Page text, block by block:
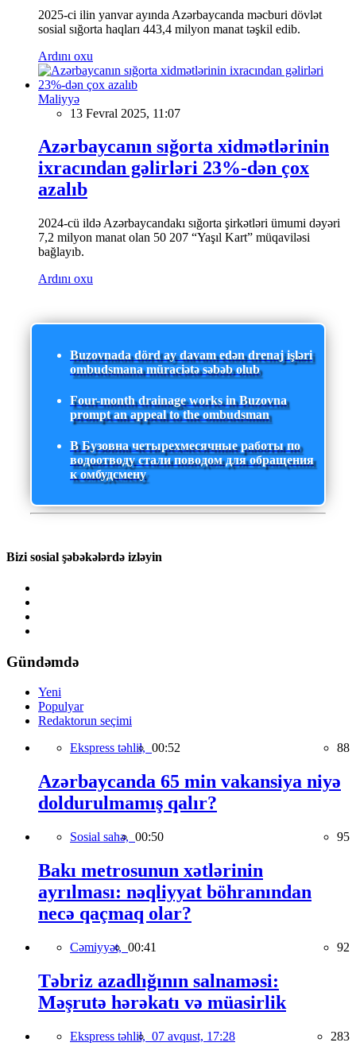
2025-ci ilin yanvar ayında Azərbaycanda məcburi dövlət
sosial sığorta haqları 443,4 milyon manat təşkil edib.
Ardını oxu
Maliyyə
13 Fevral 2025, 11:07
Azərbaycanın sığorta xidmətlərinin
ixracından gəlirləri 23%-dən çox
azalıb
2024-cü ildə Azərbaycandakı sığorta şirkətləri ümumi dəyəri
7,2 milyon manat olan 50 207 “Yaşıl Kart” müqaviləsi
bağlayıb.
Ardını oxu
Buzovnada dörd ay davam edən drenaj işləri
ombudsmana müraciətə səbəb olub
Four-month drainage works in Buzovna
prompt an appeal to the ombudsman
В Бузовна четырехмесячные работы по
водоотводу стали поводом для обращения
к омбудсмену
Bizi sosial şəbəkələrdə izləyin
Gündəmdə
Yeni
Populyar
Redaktorun seçimi
Ekspress təhlil, 00:52 88
Azərbaycanda 65 min vakansiya niyə
doldurulmamış qalır?
Sosial sahə, 00:50 95
Bakı metrosunun xətlərinin
ayrılması: nəqliyyat böhranından
necə qaçmaq olar?
Cəmiyyət, 00:41 92
Təbriz azadlığının salnaməsi:
Məşrutə hərəkatı və müasirlik
Ekspress təhlil, 07 avqust, 17:28 283